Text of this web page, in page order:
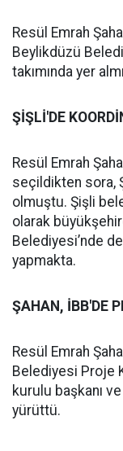
Resül Emrah
Beylikdüzü
takımında yer
ŞİŞLİ'DE
Resül Emrah
seçildikten sora,
olmuştu. Şişli
olarak
Belediyesi’nde
yapmakta.
ŞAHAN, İBB'DE
Resül Emrah
Belediyesi Proje
kurulu başkanı
yürüttü.